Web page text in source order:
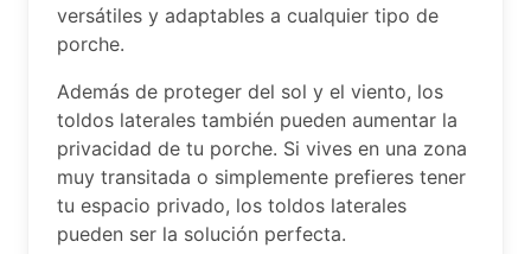
versátiles y adaptables a cualquier tipo de
porche.
Además de proteger del sol y el viento, los
toldos laterales también pueden aumentar la
privacidad de tu porche. Si vives en una zona
muy transitada o simplemente prefieres tener
tu espacio privado, los toldos laterales
pueden ser la solución perfecta.